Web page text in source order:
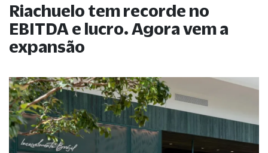
Riachuelo tem recorde no
EBITDA e lucro. Agora vem a
expansão